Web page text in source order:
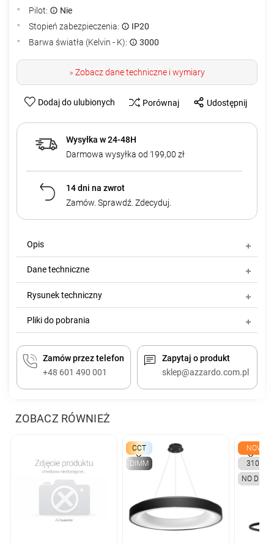
Pilot:
Nie
Stopień zabezpieczenia:
IP20
Barwa światła (Kelvin - K):
3000
>Zobacz dane techniczne i wymiary
Dodaj do ulubionych Porównaj Udostępnij
Wysyłka w 24-48H
Darmowa wysyłka od 199,00 zł
14 dni na zwrot
Zamów. Sprawdź. Zdecyduj.
Opis
Dane techniczne
Rysunek techniczny
Pliki do pobrania
Zamów przez telefon
+48 601 490 001
Zapytaj o produkt
sklep@azzardo.com.pl
ZOBACZ RÓWNIEŻ
CCT
DIMM
NOWY
3100K
NO DIMM